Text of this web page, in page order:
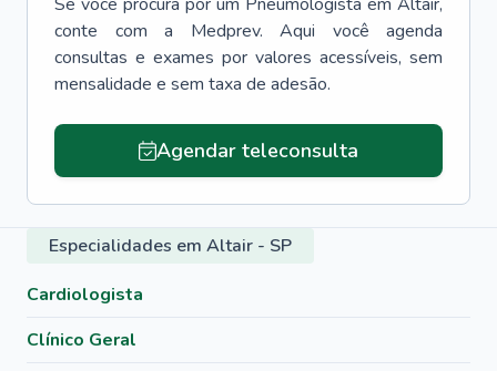
conte com a Medprev. Aqui você agenda
consultas e exames por valores acessíveis, sem
mensalidade e sem taxa de adesão.
Agendar teleconsulta
Especialidades em Altair - SP
Cardiologista
Clínico Geral